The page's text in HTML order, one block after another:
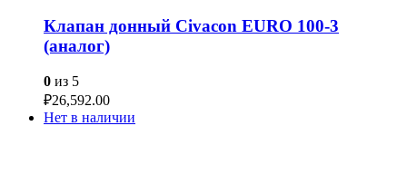
Клапан донный Civacon EURO 100-3
(аналог)
0 из 5
₽26,592.00
Нет в наличии